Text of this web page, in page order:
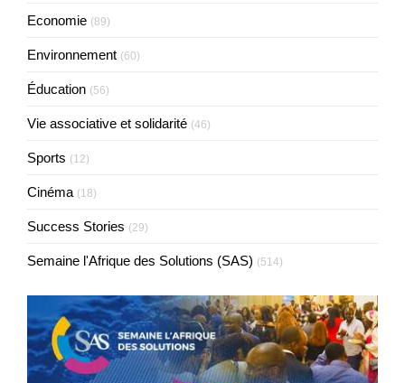
Economie (89)
Environnement (60)
Éducation (56)
Vie associative et solidarité (46)
Sports (12)
Cinéma (18)
Success Stories (29)
Semaine l'Afrique des Solutions (SAS) (514)